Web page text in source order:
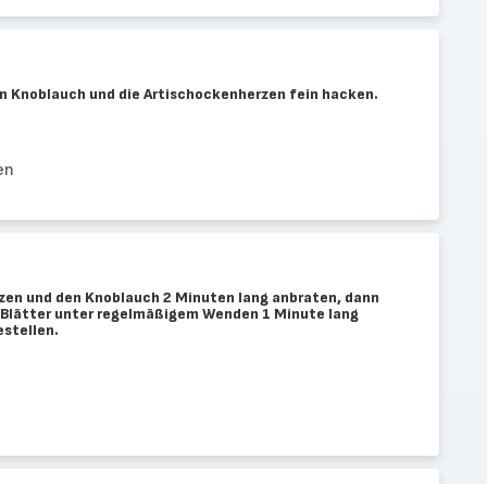
Knoblauch und die Artischockenherzen fein hacken.
und den Knoblauch 2 Minuten lang anbraten, dann
unter regelmäßigem Wenden 1 Minute lang